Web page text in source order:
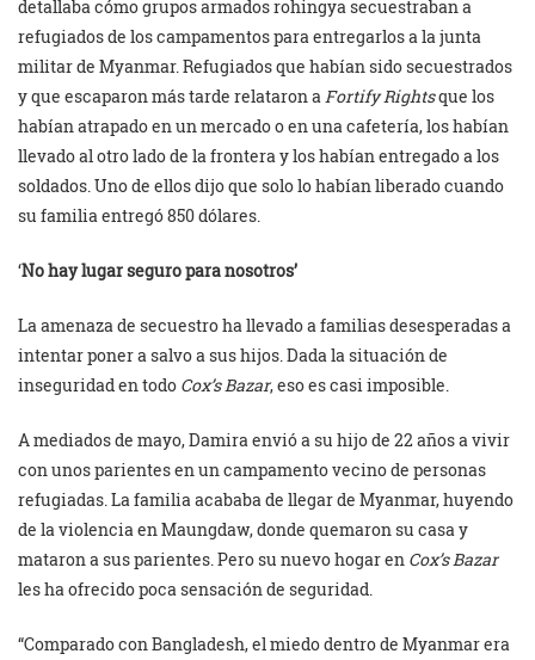
detallaba cómo grupos armados rohingya secuestraban a
refugiados de los campamentos para entregarlos a la junta
militar de Myanmar. Refugiados que habían sido secuestrados
y que escaparon más tarde relataron a Fortify Rightsque los
habían atrapado en un mercado o en una cafetería, los habían
llevado al otro lado de la frontera y los habían entregado a los
soldados. Uno de ellos dijo que solo lo habían liberado cuando
su familia entregó 850 dólares.
‘No hay lugar seguro para nosotros’
La amenaza de secuestro ha llevado a familias desesperadas a
intentar poner a salvo a sus hijos. Dada la situación de
inseguridad en todo Cox’s Bazar, eso es casi imposible.
A mediados de mayo, Damira envió a su hijo de 22 años a vivir
con unos parientes en un campamento vecino de personas
refugiadas. La familia acababa de llegar de Myanmar, huyendo
de la violencia en Maungdaw, donde quemaron su casa y
mataron a sus parientes. Pero su nuevo hogar en Cox’s Bazar
les ha ofrecido poca sensación de seguridad.
“Comparado con Bangladesh, el miedo dentro de Myanmar era